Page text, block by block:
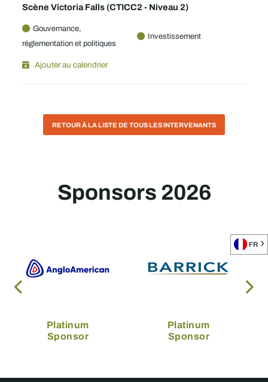
Scène Victoria Falls (CTICC2 - Niveau 2)
Gouvernance,
réglementation et politiques
Investissement
Ajouter au calendrier
RETOUR À LA LISTE DE TOUS LES INTERVENANTS
Sponsors 2026
Platinum
Sponsor
Platinum
Sponsor
FR